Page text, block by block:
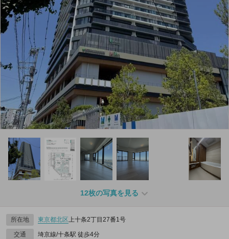
12枚の写真を見る
所在地 東京都北区上十条2丁目27番1号
交通
埼京線/十条駅 徒歩4分